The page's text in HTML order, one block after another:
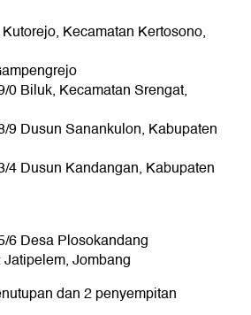
Kecamatan Kertosono,
0 Biluk, Kecamatan Srengat,
9 Dusun Sanankulon, Kabupaten
4 Dusun Kandangan, Kabupaten
6 Desa Plosokandang
Jombang
dan 2 penyempitan